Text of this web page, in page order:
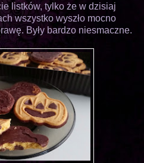
listków, tylko że w dzisiaj
wszystko wyszło mocno
Były bardzo niesmaczne.